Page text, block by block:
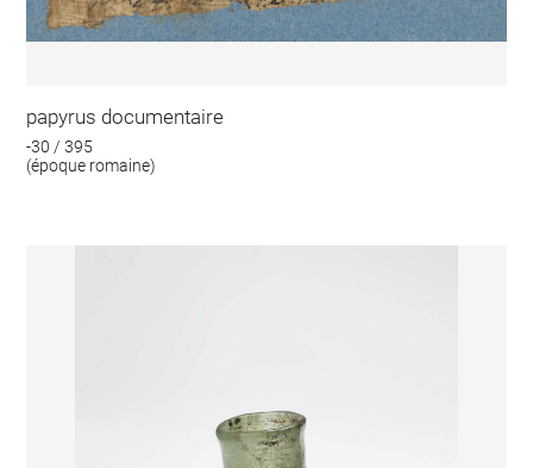
papyrus documentaire
-30 / 395
(époque romaine)